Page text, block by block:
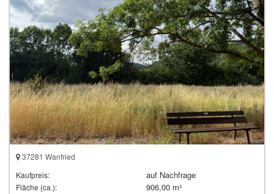
37281 Wanfried
Kaufpreis:
auf Nachfrage
Fläche (ca.): 906,00 m²